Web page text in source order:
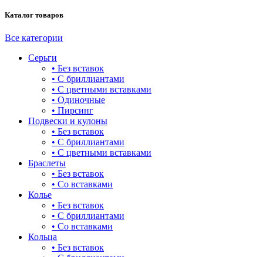
Каталог товаров
Все категории
Серьги
• Без вставок
• С бриллиантами
• С цветными вставками
• Одиночные
• Пирсинг
Подвески и кулоны
• Без вставок
• С бриллиантами
• С цветными вставками
Браслеты
• Без вставок
• Со вставками
Колье
• Без вставок
• С бриллиантами
• Со вставками
Кольца
• Без вставок